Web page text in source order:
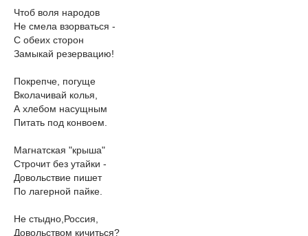
Чтоб воля народов
Не смела взорваться -
С обеих сторон
Замыкай резервацию!
Покрепче, погуще
Вколачивай колья,
А хлебом насущным
Питать под конвоем.
Магнатская "крыша"
Строчит без утайки -
Довольствие пишет
По лагерной пайке.
Не стыдно,Россия,
Довольством кичиться?